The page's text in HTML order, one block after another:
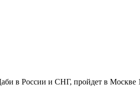
в России и СНГ, пройдет в Москве